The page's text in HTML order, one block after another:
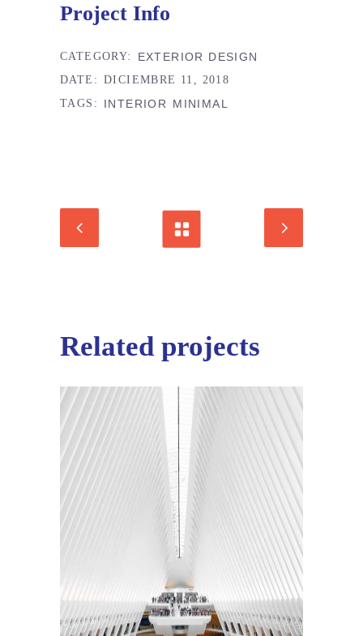
Project Info
CATEGORY: EXTERIOR DESIGN
DATE: DICIEMBRE 11, 2018
TAGS:
INTERIOR MINIMAL
Related projects